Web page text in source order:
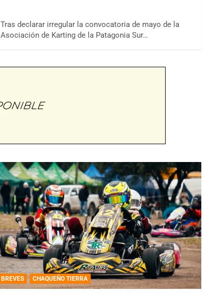
Tras declarar irregular la convocatoria de mayo de la
Asociación de Karting de la Patagonia Sur…
BREVES CHAQUEÑO TIERRA